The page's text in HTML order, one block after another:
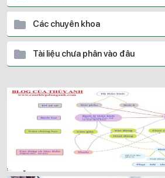
Các chuyên khoa
Tài liệu chưa phân vào đâu